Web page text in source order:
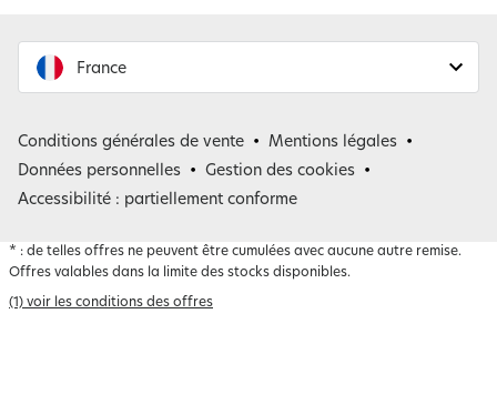
France
Belgique
Conditions générales de vente
Mentions légales
Données personnelles
Gestion des cookies
Accessibilité : partiellement conforme
* : de telles offres ne peuvent être cumulées avec aucune autre remise.
Offres valables dans la limite des stocks disponibles.
(1) voir les conditions des offres